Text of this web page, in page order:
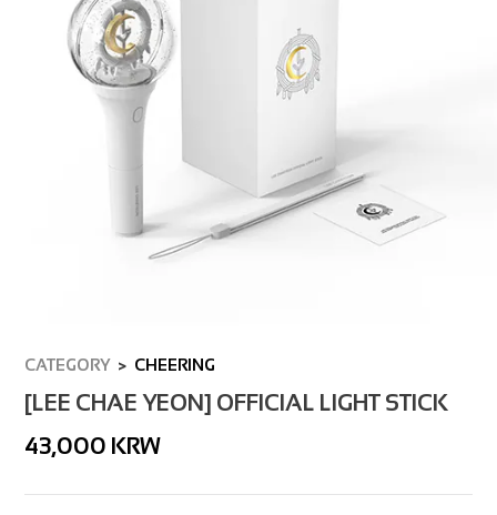
CATEGORY CHEERING
[LEE CHAE YEON] OFFICIAL LIGHT STICK
43,000 KRW